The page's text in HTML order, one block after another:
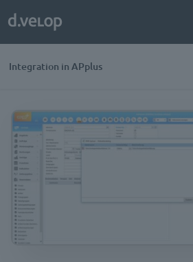
Integration in APplus